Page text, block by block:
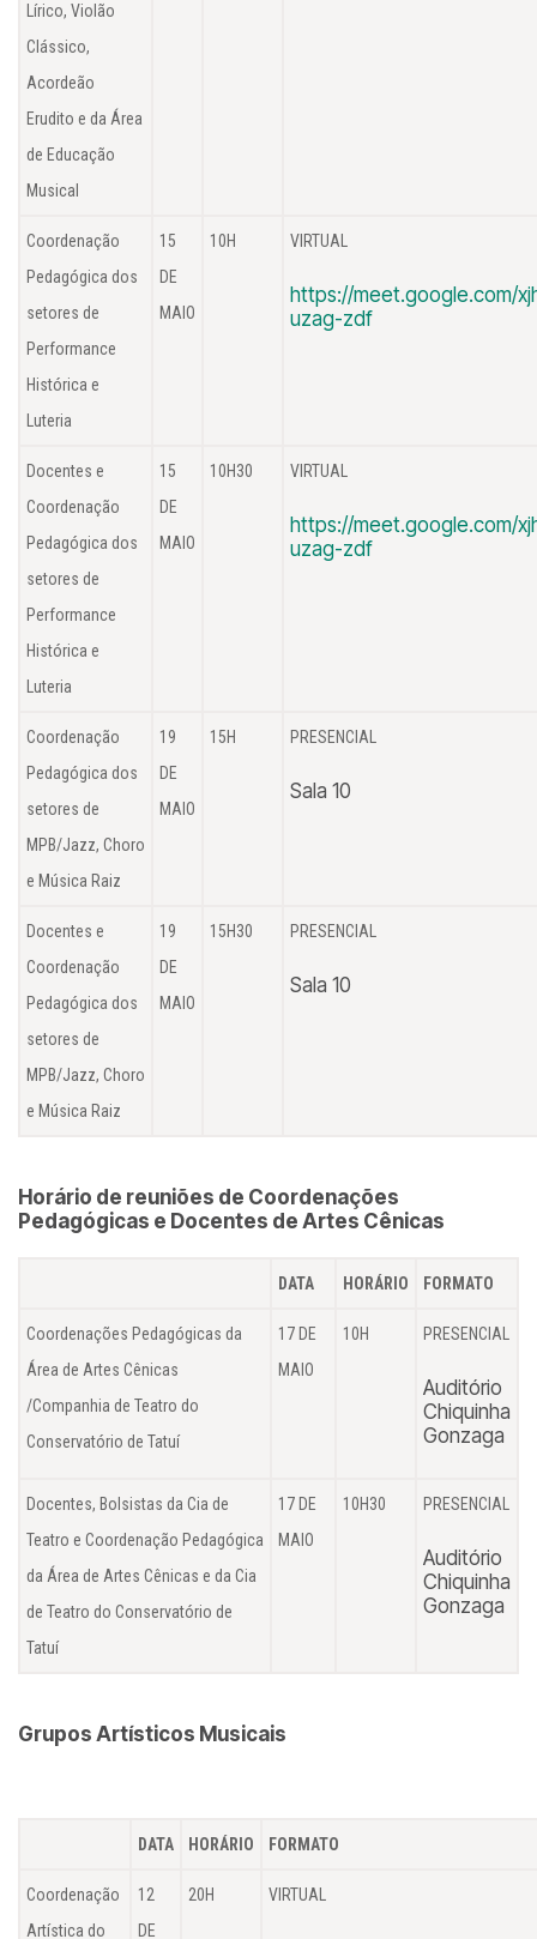
Lírico, Violão
Clássico,
Acordeão
Erudito e da Área
de Educação
Musical
Coordenação
Pedagógica dos
setores de
Performance
Histórica e
Luteria
15
DE
MAIO
10H VIRTUAL
https://meet.google.com/
uzag-zdf
Docentes e
Coordenação
Pedagógica dos
setores de
Performance
Histórica e
Luteria
15
DE
MAIO
10H30 VIRTUAL
https://meet.google.com/
uzag-zdf
Coordenação
Pedagógica dos
setores de
MPB/Jazz, Choro
e Música Raiz
19
DE
MAIO
15H PRESENCIAL
Sala 10
Docentes e
Coordenação
Pedagógica dos
setores de
MPB/Jazz, Choro
e Música Raiz
19
DE
MAIO
15H30 PRESENCIAL
Sala 10
Horário de reuniões de Coordenações
Pedagógicas e Docentes de Artes Cênicas
DATA HORÁRIO FORMATO
Coordenações Pedagógicas da
Área de Artes Cênicas
/Companhia de Teatro do
Conservatório de Tatuí
17 DE
MAIO
10H PRESENCIAL
Auditório
Chiquinha
Gonzaga
Docentes, Bolsistas da Cia de
Teatro e Coordenação Pedagógica
da Área de Artes Cênicas e da Cia
de Teatro do Conservatório de
Tatuí
17 DE
MAIO
10H30 PRESENCIAL
Auditório
Chiquinha
Gonzaga
Grupos Artísticos Musicais
DATA HORÁRIO FORMATO
Coordenação
Artística do
12
DE
20H VIRTUAL